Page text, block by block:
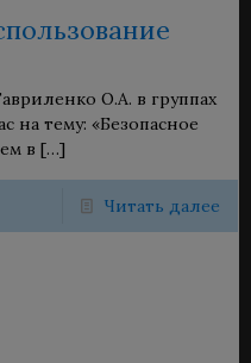
О.А. в группах
на тему: «Безопасное
в […]
Читать далее